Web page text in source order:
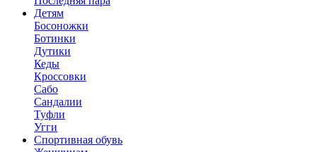
Детям
Босоножки
Ботинки
Дутики
Кеды
Кроссовки
Сабо
Сандалии
Туфли
Угги
Спортивная обувь